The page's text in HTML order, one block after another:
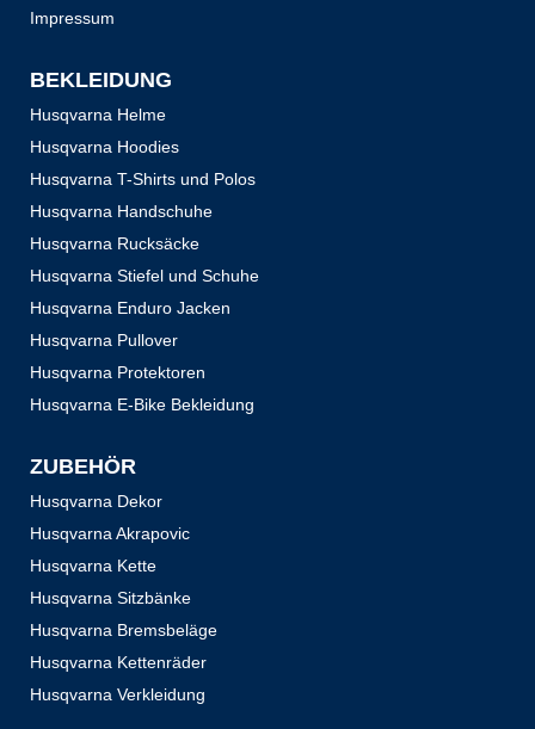
Impressum
BEKLEIDUNG
Husqvarna Helme
Husqvarna Hoodies
Husqvarna T-Shirts und Polos
Husqvarna Handschuhe
Husqvarna Rucksäcke
Husqvarna Stiefel und Schuhe
Husqvarna Enduro Jacken
Husqvarna Pullover
Husqvarna Protektoren
Husqvarna E-Bike Bekleidung
ZUBEHÖR
Husqvarna Dekor
Husqvarna Akrapovic
Husqvarna Kette
Husqvarna Sitzbänke
Husqvarna Bremsbeläge
Husqvarna Kettenräder
Husqvarna Verkleidung